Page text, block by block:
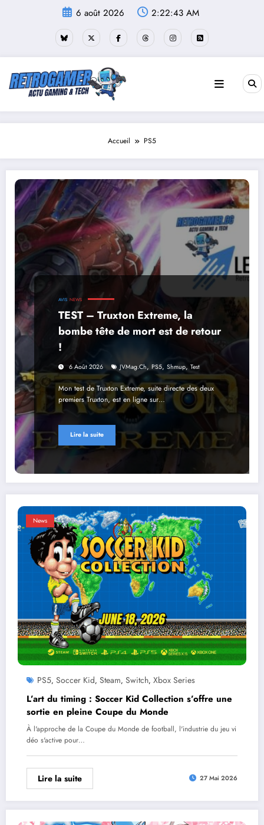
6 août 2026 2:22:44 AM
Accueil PS5
AVIS NEWS
TEST – Truxton Extreme, la
bombe tête de mort est de retour
!
6 Août 2026 JVMag.ch, PS5, Shmup, Test
Mon test de Truxton Extreme, suite directe des deux
premiers Truxton, est en ligne sur…
Lire la suite
News
PS5, Soccer Kid, Steam, Switch, Xbox Series
L’art du timing : Soccer Kid Collection s’offre une
sortie en pleine Coupe du Monde
À l'approche de la Coupe du Monde de football, l'industrie du jeu vi
déo s'active pour…
Lire la suite 27 Mai 2026